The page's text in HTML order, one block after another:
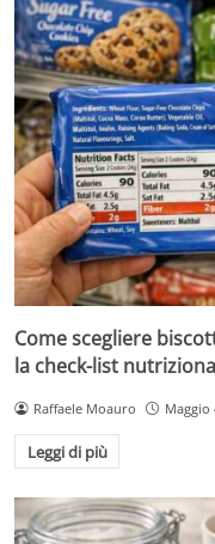
Come scegliere
la check-list
Raffaele Moauro Maggio
Leggi di più